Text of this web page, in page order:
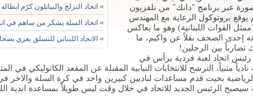
» اتحاد التزلج والبياتلون كرّم
» اتحاد السلة يشكر من ساهم في
» الاتحاد اللبناني للتسلق يعزي
عبر برنامج "دانك" من تلفزيون
يوقع بروتوكول الرعاية مع المهندس
القوات اللبنانية) وهو ما يعاكس
إحدى الصحف نقلاً عن واكيم، ما
تضارباً بين الرجلين!
اتحاد لعبة فردية يرأس في
متنياً، الترشح للانتخابات النيابية المقبلة عن المقعد الكاثوليكي في
الرياضية بحيث قدم مساعدات لناديين كبيرين واحد في كرة السلة والاخر
الرئيس الجديد للاتحاد في خلال وقت ليس طويلاً بمساعدة اندية